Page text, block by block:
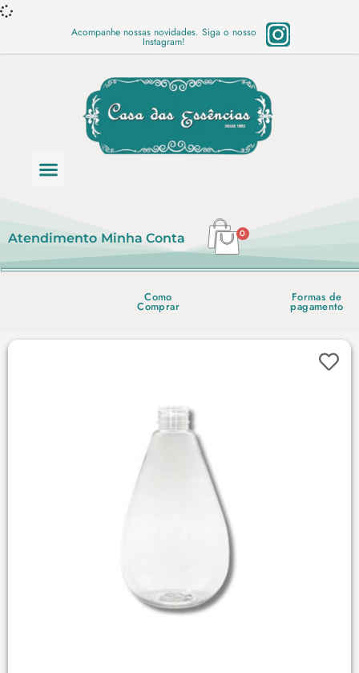
Acompanhe nossas novidades. Siga o nosso
Instagram!
Atendimento Minha Conta 0
Como
Comprar
Formas de
pagamento